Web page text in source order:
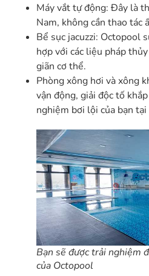
Máy vắt tự động: Đây là
Nam, không cần thao tác
Bể sục jacuzzi: Octopool
hợp với các liệu pháp
giãn cơ thể.
Phòng xông hơi và xông
vận động, giải độc tố
nghiệm bơi lội của bạn
Bạn sẽ được trải nghiệm
của Octopool